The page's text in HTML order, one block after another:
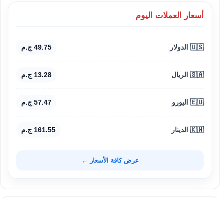
أسعار العملات اليوم
🇺🇸 الدولار 49.75 ج.م
🇸🇦 الريال 13.28 ج.م
🇪🇺 اليورو 57.47 ج.م
🇰🇼 الدينار 161.55 ج.م
عرض كافة الأسعار ←